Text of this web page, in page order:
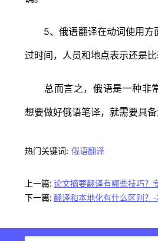
5、俄语翻译在动词使用方
过时间，人员和地点表示还是比
总而言之，俄语是一种非
想要做好俄语笔译，就需要具
热门关键词: 俄语翻译
上一篇: 论文摘要翻译有哪些技巧？
下一篇: 翻译和本地化有什么区别？